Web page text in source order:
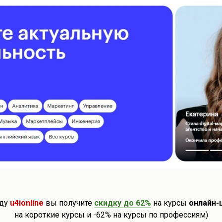
пятница в Skyeng: розыгрыш 1 млн рублей и
дарит всем скидку 55% на уроки, а также разыгрывает 1 млн
и бесплатных курсах
u4ionline вы получите скидку до 62% на курсы
на короткие курсы и -62% на курсы по профессиям)